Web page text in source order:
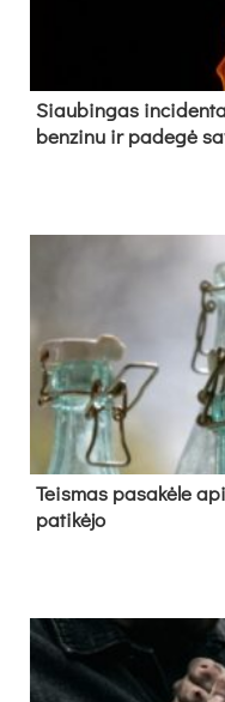
Siau­bin­gas
ben­zi­nu ir pa­de­gė
Teis­mas pa­sa­kė­le
pa­ti­kė­jo